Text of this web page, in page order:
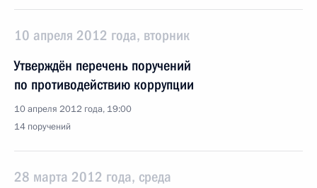
10 апреля 2012 года, вторник
Утверждён перечень поручений
по противодействию коррупции
10 апреля 2012 года, 19:00
14 поручений
28 марта 2012 года, среда